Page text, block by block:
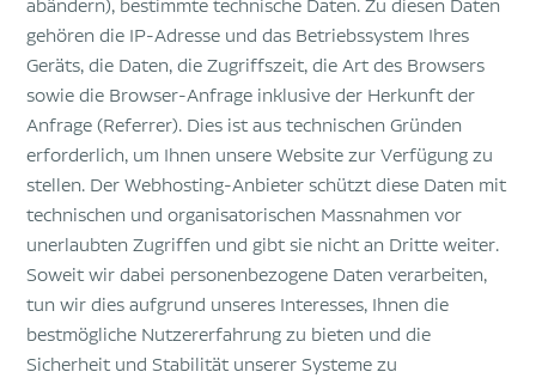
abändern), bestimmte technische Daten. Zu diesen Daten
gehören die IP-Adresse und das Betriebssystem Ihres
Geräts, die Daten, die Zugriffszeit, die Art des Browsers
sowie die Browser-Anfrage inklusive der Herkunft der
Anfrage (Referrer). Dies ist aus technischen Gründen
erforderlich, um Ihnen unsere Website zur Verfügung zu
stellen. Der Webhosting-Anbieter schützt diese Daten mit
technischen und organisatorischen Massnahmen vor
unerlaubten Zugriffen und gibt sie nicht an Dritte weiter.
Soweit wir dabei personenbezogene Daten verarbeiten,
tun wir dies aufgrund unseres Interesses, Ihnen die
bestmögliche Nutzererfahrung zu bieten und die
Sicherheit und Stabilität unserer Systeme zu